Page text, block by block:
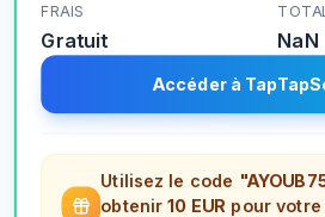
FRAIS
Gratuit NaN
Accéder à
Utilisez le code
obtenir10 EUR pour